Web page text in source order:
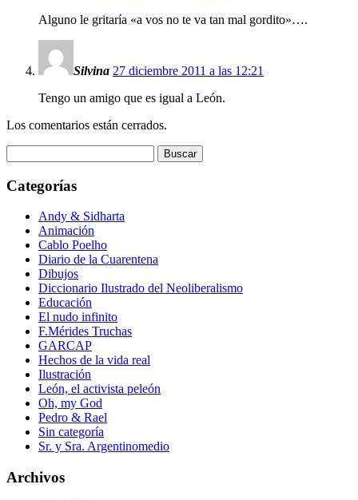
Alguno le gritaría «a vos no te va tan mal gordito»….
Silvina 27 diciembre 2011 a las 12:21
Tengo un amigo que es igual a León.
Los comentarios están cerrados.
Categorías
Andy & Sidharta
Animación
Cablo Poelho
Diario de la Cuarentena
Dibujos
Diccionario Ilustrado del Neoliberalismo
Educación
El nudo infinito
F.Mérides Truchas
GARCAP
Hechos de la vida real
Ilustración
León, el activista peleón
Oh, my God
Pedro & Rael
Sin categoría
Sr. y Sra. Argentinomedio
Archivos